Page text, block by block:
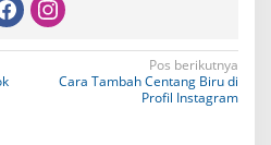
Pos berikutnya
Cara Tambah Centang Biru di
Profil Instagram